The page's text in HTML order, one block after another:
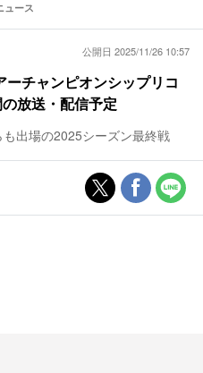
ュース
公開日 2025/11/26 10:57
チャンピオンシップリコ
放送・配信予定
出場の2025シーズン最終戦